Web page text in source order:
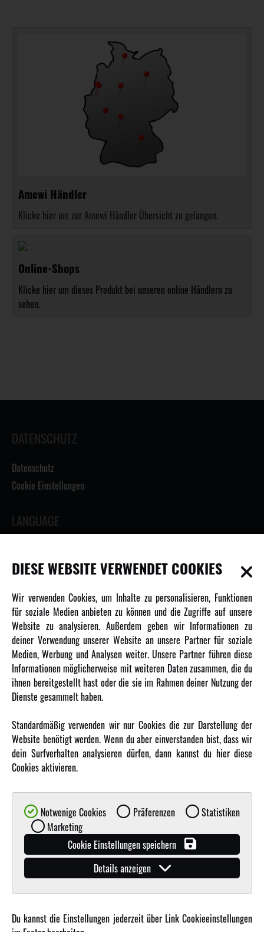
Amewi Händler
Klicke hier um zur Amewi Händler Übersicht zu gelangen.
Online-Shops
Klicke hier um dieses Produkt bei unseren online Händlern zu
sehen.
DATENSCHUTZ
Datenschutz
Cookie Einstellungen
LANGUAGE
INFORMATIONEN
Newsletter
Über uns
Karriere
Amewi Kataloge
MEHR VON AMEWI
AMXRacing - Qualitäts RC-Zubehör
Amewi Construction - Nutzfahrzeuge
Amewi B2B-Shop
© Copyright 2019 - 2026 Amewi Trade GmbH - Alle Rechte vorbehalten |Impressum| Der
DIESE WEBSITE VERWENDET COOKIES
Wir verwenden Cookies, um Inhalte zu personalisieren, Funktionen
für soziale Medien anbieten zu können und die Zugriffe auf unsere
Website zu analysieren. Außerdem geben wir Informationen zu
deiner Verwendung unserer Website an unsere Partner für soziale
Medien, Werbung und Analysen weiter. Unsere Partner führen diese
Informationen möglicherweise mit weiteren Daten zusammen, die du
ihnen bereitgestellt hast oder die sie im Rahmen deiner Nutzung der
Dienste gesammelt haben.
Standardmäßig verwenden wir nur Cookies die zur Darstellung der
Website benötigt werden. Wenn du aber einverstanden bist, dass wir
dein Surfverhalten analysieren dürfen, dann kannst du hier diese
Cookies aktivieren.
Notwenige Cookies Präferenzen
Statistiken
Marketing
Cookie Einstellungen speichern
Details anzeigen
Du kannst die Einstellungen jederzeit über Link Cookieeinstellungen